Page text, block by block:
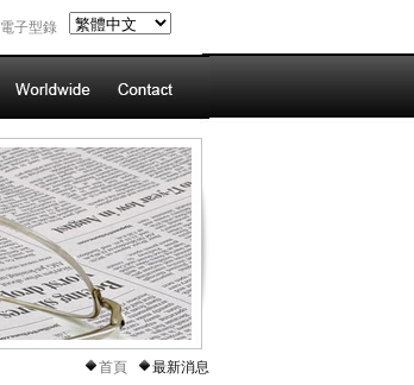
電子型錄
首頁 最新消息